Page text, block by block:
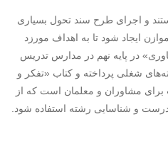
و اجرای طرح سند تحول بسیاری
ایجاد شود تا به اهداف مورزد
در پایه نهم در مدارس تدریس
شغلی پرداخته و کتاب «تفکر و
مشاوران و معلمان است که از
و شناسایی رشته استفاده شود.